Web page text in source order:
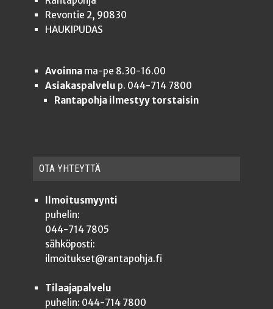
Revontie 2, 90830
HAUKIPUDAS
Avoinnama-pe 8.30-16.00
Asiakaspalvelu p. 044-714 7800
Rantapohja ilmestyy torstaisin
OTA YHTEYT­TÄ
Ilmoitusmyynti
puhelin:
044-714 7805
sähköposti:
ilmoitukset@rantapohja.fi
Tilaajapalvelu
puhelin: 044-714 7800